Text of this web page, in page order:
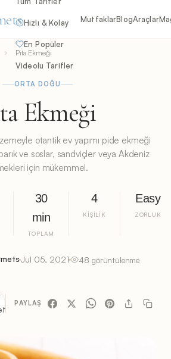
Hızlı & Kolay
En Popüler
Videolu Tarifler
MutfaklarBlogAraçlar
Pita Ekmeği
ORTA DOĞU
Ekmeği
otantik ev yapımı pide ekmeği
ve soslar, sandviçler veya Akdeniz
için mükemmel.
30
min
TOPLAM
4
KIŞILIK
Easy
ZORLUK
Jul 05, 2021 48 görüntülenme
PAYLAŞ